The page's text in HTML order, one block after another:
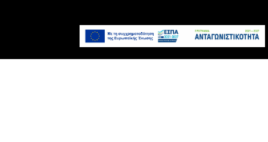
Διαθέσιμο Κατόπιν
2.819,00€